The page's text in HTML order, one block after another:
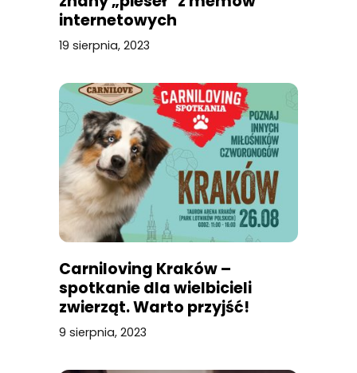
internetowych
19 sierpnia, 2023
Carniloving Kraków –
spotkanie dla wielbicieli
zwierząt. Warto przyjść!
9 sierpnia, 2023